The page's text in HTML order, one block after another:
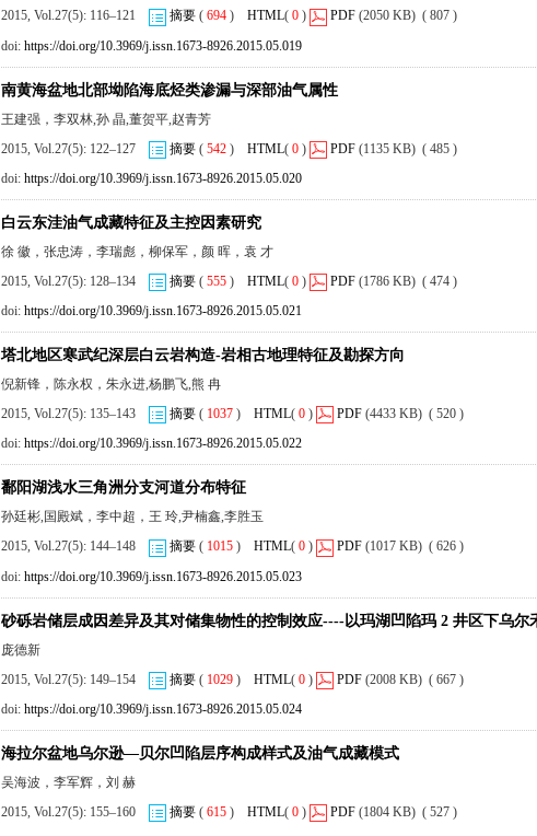
2015, Vol.27(5): 116–121
摘要(694) HTML( 0) PDF(2050 KB) ( 807 )
doi: https://doi.org/10.3969/j.issn.1673-8926.2015.05.019
南黄海盆地北部坳陷海底烃类渗漏与深部油气属性
王建强，李双林,孙 晶,董贺平,赵青芳
2015, Vol.27(5): 122–127
摘要(542) HTML( 0) PDF(1135 KB) ( 485 )
doi: https://doi.org/10.3969/j.issn.1673-8926.2015.05.020
白云东洼油气成藏特征及主控因素研究
徐 徽，张忠涛，李瑞彪，柳保军，颜 晖，袁 才
2015, Vol.27(5): 128–134
摘要(555) HTML( 0) PDF(1786 KB) ( 474 )
doi: https://doi.org/10.3969/j.issn.1673-8926.2015.05.021
塔北地区寒武纪深层白云岩构造-岩相古地理特征及勘探方向
倪新锋，陈永权，朱永进,杨鹏飞,熊 冉
2015, Vol.27(5): 135–143
摘要(1037) HTML( 0) PDF(4433 KB) ( 520 )
doi: https://doi.org/10.3969/j.issn.1673-8926.2015.05.022
鄱阳湖浅水三角洲分支河道分布特征
孙廷彬,国殿斌，李中超，王 玲,尹楠鑫,李胜玉
2015, Vol.27(5): 144–148
摘要(1015) HTML( 0) PDF(1017 KB) ( 626 )
doi: https://doi.org/10.3969/j.issn.1673-8926.2015.05.023
砂砾岩储层成因差异及其对储集物性的控制效应----以玛湖凹陷玛 2 井区下乌尔
庞德新
2015, Vol.27(5): 149–154
摘要(1029) HTML( 0) PDF(2008 KB) ( 667 )
doi: https://doi.org/10.3969/j.issn.1673-8926.2015.05.024
海拉尔盆地乌尔逊—贝尔凹陷层序构成样式及油气成藏模式
吴海波，李军辉，刘 赫
2015, Vol.27(5): 155–160
摘要(615) HTML( 0) PDF(1804 KB) ( 527 )